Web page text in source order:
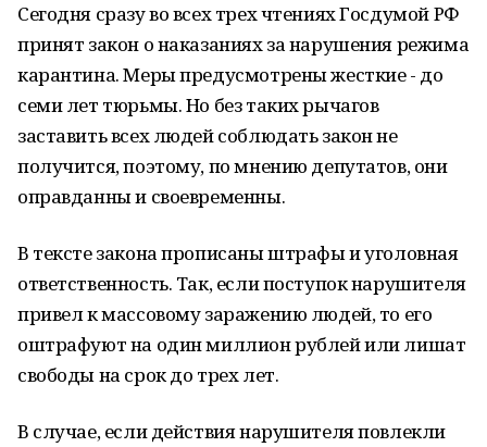
Сегодня сразу во всех трех чтениях Госдумой РФ
принят закон о наказаниях за нарушения режима
карантина. Меры предусмотрены жесткие - до
семи лет тюрьмы. Но без таких рычагов
заставить всех людей соблюдать закон не
получится, поэтому, по мнению депутатов, они
оправданны и своевременны.
В тексте закона прописаны штрафы и уголовная
ответственность. Так, если поступок нарушителя
привел к массовому заражению людей, то его
оштрафуют на один миллион рублей или лишат
свободы на срок до трех лет.
В случае, если действия нарушителя повлекли